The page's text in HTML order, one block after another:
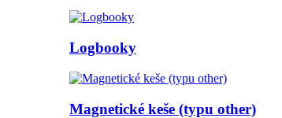
Logbooky
Magnetické keše (typu other)